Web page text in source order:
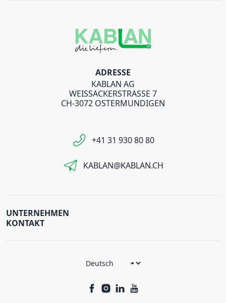
ADRESSE
KABLAN AG
WEISSACKERSTRASSE 7
CH-3072 OSTERMUNDIGEN
+41 31 930 80 80
KABLAN@KABLAN.CH
UNTERNEHMEN
KONTAKT